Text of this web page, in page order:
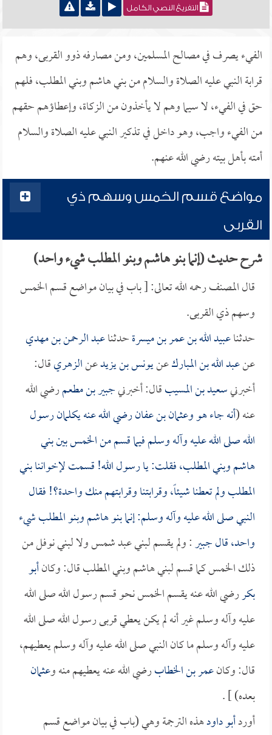
التفريغ النصي الكامل
الفيء يصرف في مصالح المسلمين، ومن مصارفه ذوو القربى، وهم
قرابة النبي عليه الصلاة والسلام من بني هاشم وبني المطلب، فلهم
حق في الفيء، لا سيما وهم لا يأخذون من الزكاة، وإعطاؤهم حقهم
من الفيء واجب، وهو داخل في تذكير النبي عليه الصلاة والسلام
أمته بأهل بيته رضي الله عنهم.
مواضع قسم الخمس وسهم ذي
القربى
شرح حديث (إنما بنو هاشم وبنو المطلب شيء واحد)
قال المصنف رحمه الله تعالى: [ باب في بيان مواضع قسم الخمس
وسهم ذي القربى.
حدثناعبيد الله بن عمر بن ميسرةحدثناعبد الرحمن بن مهدي
عنعبد الله بن المباركعنيونس بن يزيدعنالزهريقال:
أخبرنيسعيد بن المسيبقال: أخبرنيجبير بن مطعمرضي الله
عنه (أنه جاء هو وعثمان بن عفانرضي الله عنه يكلمان رسول
الله صلى الله عليه وآله وسلم فيما قسم من الخمس بين بني
هاشم وبني المطلب، فقلت: يا رسول الله! قسمت لإخواننا بني
المطلب ولم تعطنا شيئاً، وقرابتنا وقرابتهم منك واحدة؟! فقال
النبي صلى الله عليه وآله وسلم: إنما بنو هاشم وبنو المطلب شيء
واحد، قالجبير: ولم يقسم لبني عبد شمس ولا لبني نوفل من
ذلك الخمس كما قسم لبني هاشم وبني المطلب قال: وكانأبو
بكررضي الله عنه يقسم الخمس نحو قسم رسول الله صلى الله
عليه وآله وسلم غير أنه لم يكن يعطي قربى رسول الله صلى الله
عليه وآله وسلم ما كان النبي صلى الله عليه وآله وسلم يعطيهم،
قال: وكانعمر بن الخطابرضي الله عنه يعطيهم منه وعثمان
بعده) ] .
أوردأبو داودهذه الترجمة وهي (باب في بيان مواضع قسم